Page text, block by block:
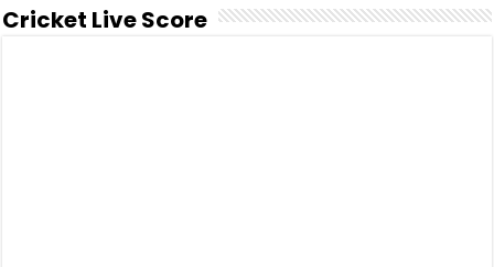
Cricket Live Score